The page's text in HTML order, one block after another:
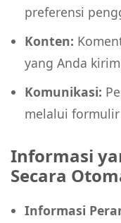
preferensi
Konten:
yang Anda
Komunikasi:
melalui
Informasi
Secara
Informasi